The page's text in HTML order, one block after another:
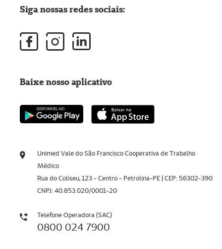
Unimed Vale do São Francisco Cooperativa de Trabalho
Médico
Rua do Coliseu, 123 - Centro - Petrolina-PE | CEP: 56302-390
CNPJ: 40.853.020/0001-20
Telefone Operadora (SAC)
0800 024 7900
Siga nossas redes sociais:
Baixe nosso aplicativo